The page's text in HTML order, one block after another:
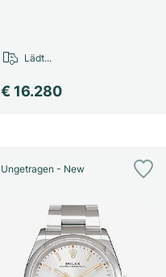
€ 16.280
Lädt...
Ungetragen - New